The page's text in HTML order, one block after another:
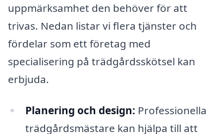
uppmärksamhet den behöver för att
trivas. Nedan listar vi flera tjänster och
fördelar som ett företag med
specialisering på trädgårdsskötsel kan
erbjuda.
Planering och design: Professionella
trädgårdsmästare kan hjälpa till att